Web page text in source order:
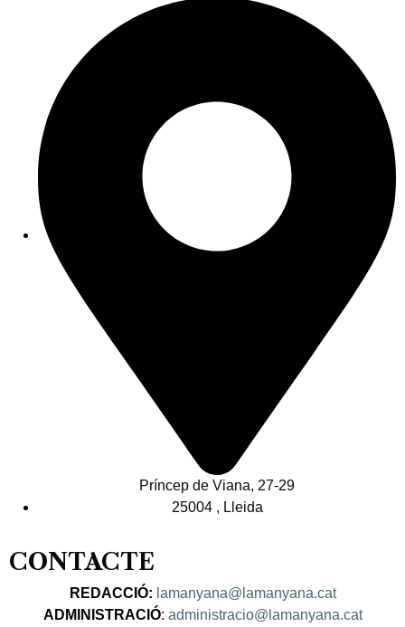
Príncep de Viana, 27-29
25004 , Lleida
CONTACTE
REDACCIÓ: lamanyana@lamanyana.cat
ADMINISTRACIÓ: administracio@lamanyana.cat